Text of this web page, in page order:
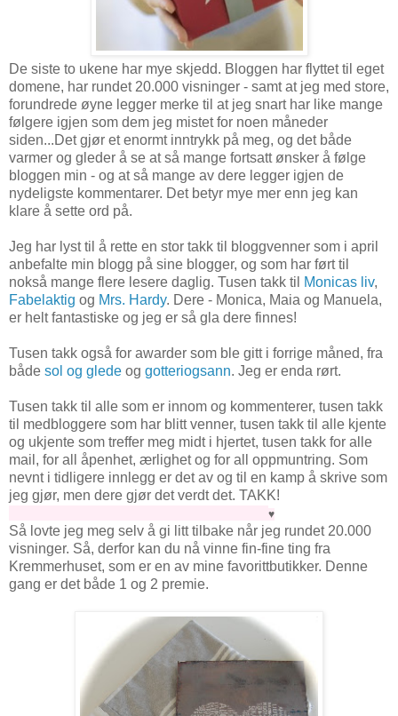
De siste to ukene har mye skjedd. Bloggen har flyttet til eget
domene, har rundet 20.000 visninger - samt at jeg med store,
forundrede øyne legger merke til at jeg snart har like mange
følgere igjen som dem jeg mistet for noen måneder
siden...Det gjør et enormt inntrykk på meg, og det både
varmer og gleder å se at så mange fortsatt ønsker å følge
bloggen min - og at så mange av dere legger igjen de
nydeligste kommentarer. Det betyr mye mer enn jeg kan
klare å sette ord på.
Jeg har lyst til å rette en stor takk til bloggvenner som i april
anbefalte min blogg på sine blogger, og som har ført til
nokså mange flere lesere daglig. Tusen takk til
Monicas liv,
Fabelaktig og Mrs. Hardy. Dere - Monica, Maia og Manuela,
er helt fantastiske og jeg er så gla dere finnes!
Tusen takk også for awarder som ble gitt i forrige måned, fra
både sol og glede og gotteriogsann. Jeg er enda rørt.
Tusen takk til alle som er innom og kommenterer, tusen takk
til medbloggere som har blitt venner, tusen takk til alle kjente
og ukjente som treffer meg midt i hjertet, tusen takk for alle
mail, for all åpenhet, ærlighet og for all oppmuntring. Som
nevnt i tidligere innlegg er det av og til en kamp å skrive som
jeg gjør, men dere gjør det verdt det. TAKK!
♥
Så lovte jeg meg selv å gi litt tilbake når jeg rundet 20.000
visninger. Så, derfor kan du nå vinne fin-fine ting fra
Kremmerhuset, som er en av mine favorittbutikker. Denne
gang er det både 1 og 2 premie.